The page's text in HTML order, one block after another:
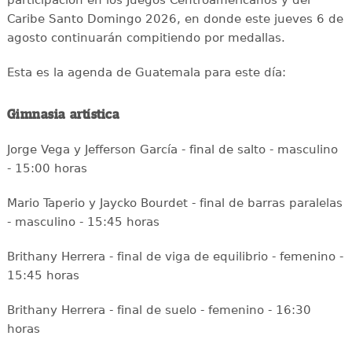
Caribe Santo Domingo 2026, en donde este jueves 6 de
agosto continuarán compitiendo por medallas.
Esta es la agenda de Guatemala para este día:
Gimnasia artística
Jorge Vega y Jefferson García - final de salto - masculino
- 15:00 horas
Mario Taperio y Jaycko Bourdet - final de barras paralelas
- masculino - 15:45 horas
Brithany Herrera - final de viga de equilibrio - femenino -
15:45 horas
Brithany Herrera - final de suelo - femenino - 16:30
horas